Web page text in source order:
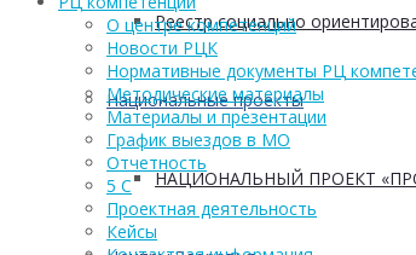
Реестр социально
Национальные проекты
НАЦИОНАЛЬНЫЙ ПРОЕКТ
О центре компетенций
Новости РЦК
Нормативные документы РЦ
Методические материалы
Материалы и презентации
График выездов в МО
Отчетность
5 С
Проектная деятельность
Кейсы